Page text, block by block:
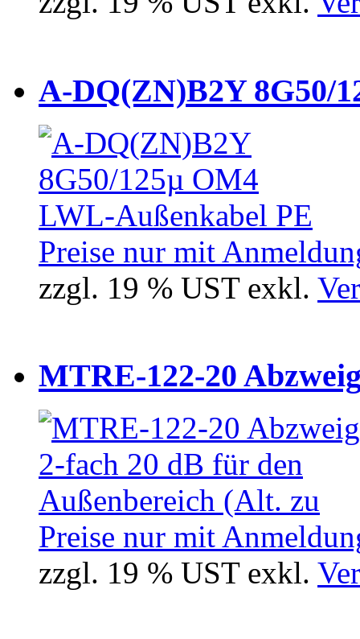
A-DQ(ZN)B2Y 8G50/
Preise nur mit
zzgl. 19 % UST exkl.
MTRE-122-20
Preise nur mit
zzgl. 19 % UST exkl.